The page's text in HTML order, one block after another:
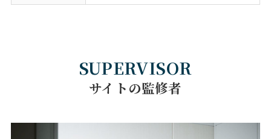
SUPERVISOR
サイトの監修者